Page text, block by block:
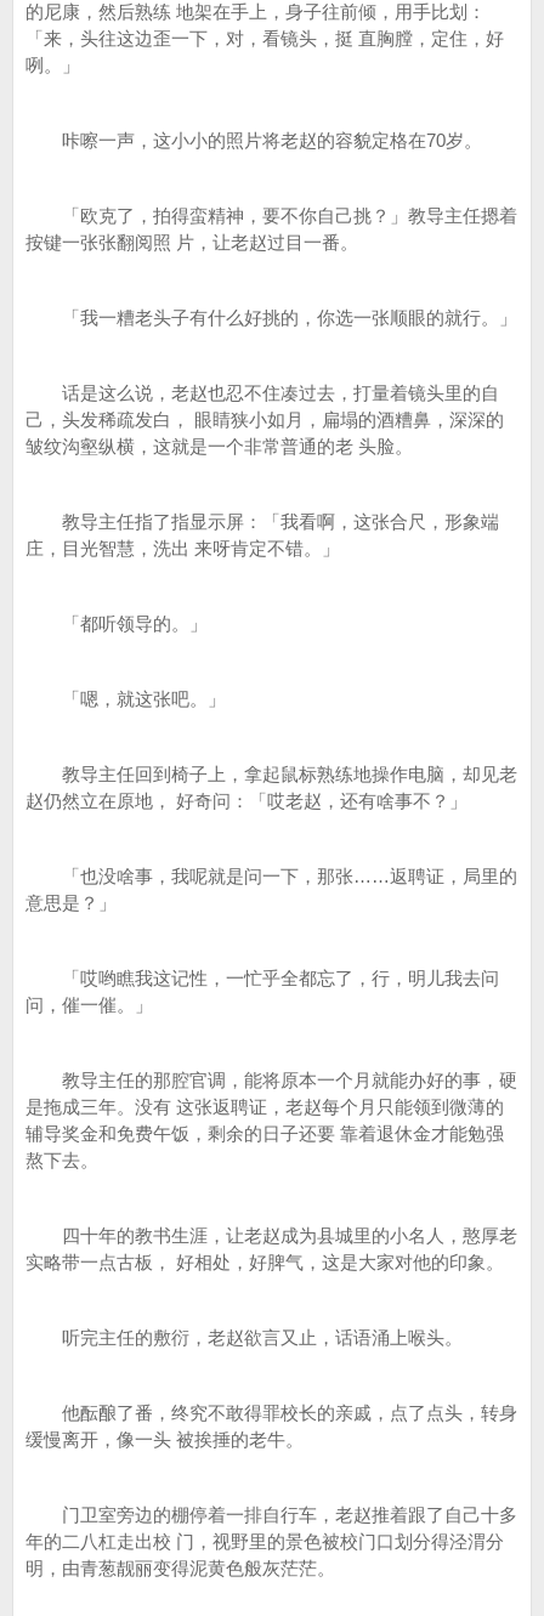
的尼康，然后熟练 地架在手上，身子往前倾，用手比划：
「来，头往这边歪一下，对，看镜头，挺 直胸膛，定住，好
咧。」
咔嚓一声，这小小的照片将老赵的容貌定格在70岁。
「欧克了，拍得蛮精神，要不你自己挑？」教导主任摁着
按键一张张翻阅照 片，让老赵过目一番。
「我一糟老头子有什么好挑的，你选一张顺眼的就行。」
话是这么说，老赵也忍不住凑过去，打量着镜头里的自
己，头发稀疏发白， 眼睛狭小如月，扁塌的酒糟鼻，深深的
皱纹沟壑纵横，这就是一个非常普通的老 头脸。
教导主任指了指显示屏：「我看啊，这张合尺，形象端
庄，目光智慧，洗出 来呀肯定不错。」
「都听领导的。」
「嗯，就这张吧。」
教导主任回到椅子上，拿起鼠标熟练地操作电脑，却见老
赵仍然立在原地， 好奇问：「哎老赵，还有啥事不？」
「也没啥事，我呢就是问一下，那张……返聘证，局里的
意思是？」
「哎哟瞧我这记性，一忙乎全都忘了，行，明儿我去问
问，催一催。」
教导主任的那腔官调，能将原本一个月就能办好的事，硬
是拖成三年。没有 这张返聘证，老赵每个月只能领到微薄的
辅导奖金和免费午饭，剩余的日子还要 靠着退休金才能勉强
熬下去。
四十年的教书生涯，让老赵成为县城里的小名人，憨厚老
实略带一点古板， 好相处，好脾气，这是大家对他的印象。
听完主任的敷衍，老赵欲言又止，话语涌上喉头。
他酝酿了番，终究不敢得罪校长的亲戚，点了点头，转身
缓慢离开，像一头 被挨捶的老牛。
门卫室旁边的棚停着一排自行车，老赵推着跟了自己十多
年的二八杠走出校 门，视野里的景色被校门口划分得泾渭分
明，由青葱靓丽变得泥黄色般灰茫茫。